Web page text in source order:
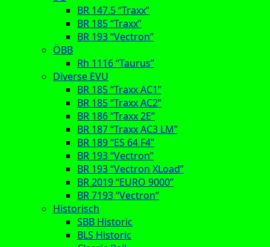
BR 147.5 “Traxx”
BR 185 “Traxx”
BR 193 “Vectron”
ÖBB
Rh 1116 “Taurus”
Diverse EVU
BR 185 “Traxx AC1”
BR 185 “Traxx AC2”
BR 186 “Traxx 2E”
BR 187 “Traxx AC3 LM”
BR 189 “ES 64 F4”
BR 193 “Vectron”
BR 193 “Vectron XLoad”
BR 2019 “EURO 9000”
BR 7193 “Vectron”
Historisch
SBB Historic
BLS Historic